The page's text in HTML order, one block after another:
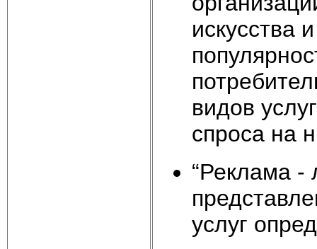
искусства
видов
спроса на
“Реклама -
услуг